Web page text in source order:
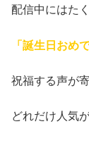
配信中にはた
「誕生日おめ
祝福する声が
どれだけ人気